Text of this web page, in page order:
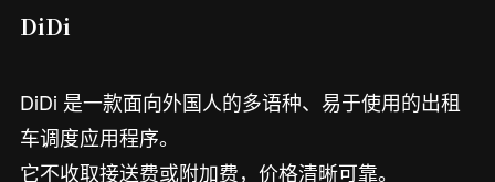
DiDi
DiDi 是一款面向外国人的多语种、易于使用的出租
车调度应用程序。
它不收取接送费或附加费，价格清晰可靠。